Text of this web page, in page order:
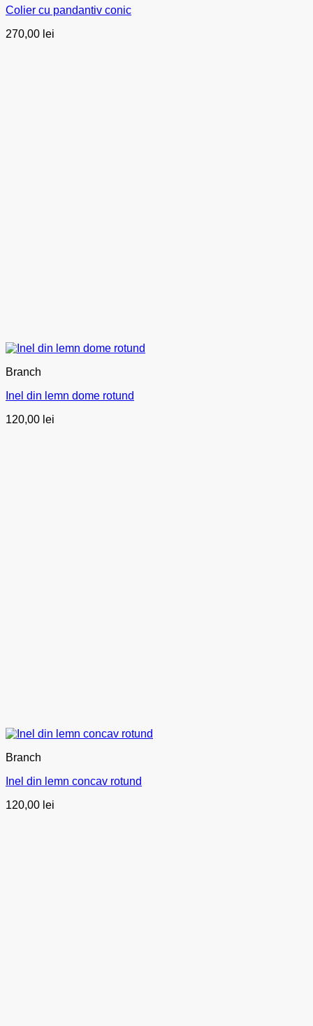
Colier cu pandantiv conic
270,00 lei
Branch
Inel din lemn dome rotund
120,00 lei
Branch
Inel din lemn concav rotund
120,00 lei